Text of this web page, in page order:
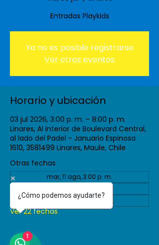
Entradas Playkids
Ya no es posible registrarse
Ver otros eventos
Horario y ubicación
03 jul 2026, 3:00 p. m. – 8:00 p. m.
Linares, Al interior de Boulevard Central,
al lado del Padel - Januario Espinosa
1610, 3581499 Linares, Maule, Chile
Otras fechas
mar, 11 ago, 3:00 p. m.
mar, 08 sept, 3:00 p. m.
Ver 22 fechas
¿Cómo podemos ayudarte?
1